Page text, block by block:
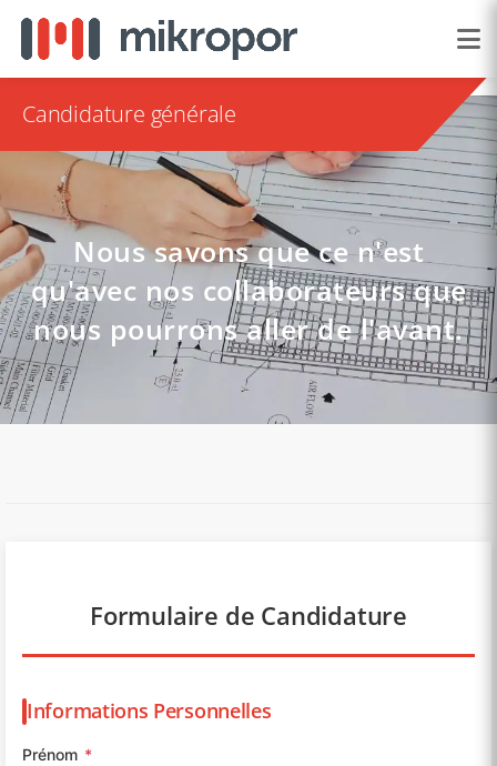
Candidature générale
Nous savons que ce n'est
qu'avec nos collaborateurs que
nous pourrons aller de l'avant.
Formulaire de Candidature
Informations Personnelles
Prénom *